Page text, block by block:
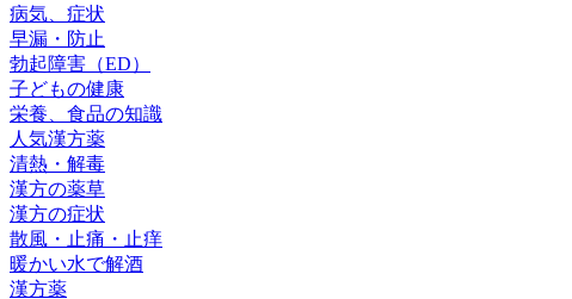
病気、症状
早漏・防止
勃起障害（ED）
子どもの健康
栄養、食品の知識
人気漢方薬
清熱・解毒
漢方の薬草
漢方の症状
散風・止痛・止痒
暖かい水で解酒
漢方薬